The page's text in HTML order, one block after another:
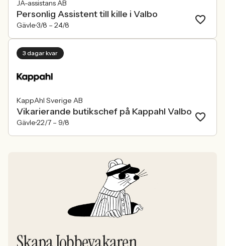
JA-assistans AB
Personlig Assistent till kille i Valbo
Gävle3/8 – 24/8
3 dagar kvar
KappAhl Sverige AB
Vikarierande butikschef på Kappahl Valbo
Gävle22/7 – 9/8